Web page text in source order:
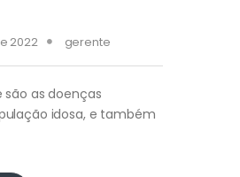
2022 gerente
são as doenças
idosa, e também